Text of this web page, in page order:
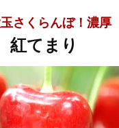
さくらんぼ！濃厚
紅てまり